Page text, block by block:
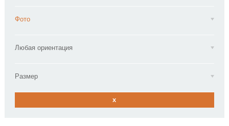
Фото
Любая ориентация
Размер
x